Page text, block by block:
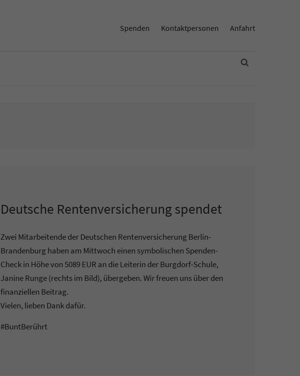
Spenden Kontaktpersonen Anfahrt
Deutsche Rentenversicherung spendet
Zwei Mitarbeitende der Deutschen Rentenversicherung Berlin-
Brandenburg haben am Mittwoch einen symbolischen Spenden-
Check in Höhe von 5089 EUR an die Leiterin der Burgdorf-Schule,
Janine Runge (rechts im Bild), übergeben. Wir freuen uns über den
finanziellen Beitrag.
Vielen, lieben Dank dafür.
#BuntBerührt